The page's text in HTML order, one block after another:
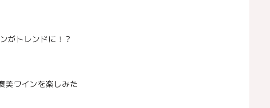
がトレンドに！？
美ワインを楽しみた